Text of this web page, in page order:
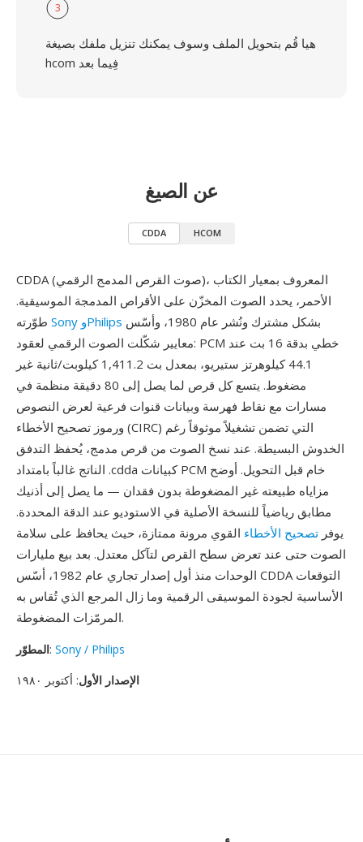
3
هيا قُم بتحويل الملف وسوف يمكنك تنزيل ملفك بصيغة
hcom فِيما بعد
عن الصيغ
CDDA HCOM
CDDA (صوت القرص المدمج الرقمي)، المعروف بمعيار الكتاب
الأحمر، يحدد الصوت المخزّن على الأقراص المدمجة الموسيقية.
Sony وPhilips
معايير شكّلت الصوت الرقمي لعقود: PCM خطي بدقة 16 بت عند
44.1 كيلوهرتز ستيريو، بمعدل بت 1,411.2 كيلوبت/ثانية غير
مضغوط. يتسع كل قرص لما يصل إلى 80 دقيقة منظمة في
مسارات مع نقاط فهرسة وبيانات قنوات فرعية لعرض النصوص
ورموز تصحيح الأخطاء (CIRC) التي تضمن تشغيلاً موثوقاً رغم
الخدوش البسيطة. عند نسخ الصوت من قرص مدمج، يُحفظ التدفق
الناتج غالباً بامتداد .cdda كبيانات PCM خام قبل التحويل. أوضح
مزاياه طبيعته غير المضغوطة بدون فقدان — ما يصل إلى أذنيك
مطابق رياضياً للنسخة الأصلية في الاستوديو عند الدقة المحددة.
يوفر تصحيح الأخطاء القوي مرونة ممتازة، حيث يحافظ على سلامة
الصوت حتى عند تعرض سطح القرص لتآكل معتدل. بعد بيع مليارات
الوحدات منذ أول إصدار تجاري عام 1982، أسّس CDDA التوقعات
الأساسية لجودة الموسيقى الرقمية وما زال المرجع الذي تُقاس به
المرمّزات المضغوطة.
المطوّر: Sony / Philips
الإصدار الأول: أكتوبر ١٩٨٠